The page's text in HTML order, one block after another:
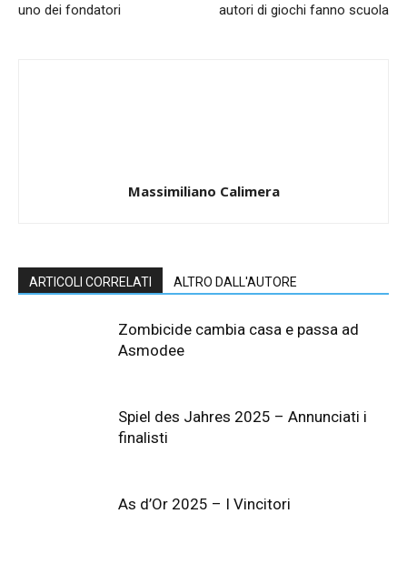
uno dei fondatori
autori di giochi fanno scuola
Massimiliano Calimera
ARTICOLI CORRELATI ALTRO DALL'AUTORE
Zombicide cambia casa e passa ad
Asmodee
Spiel des Jahres 2025 – Annunciati i
finalisti
As d’Or 2025 – I Vincitori